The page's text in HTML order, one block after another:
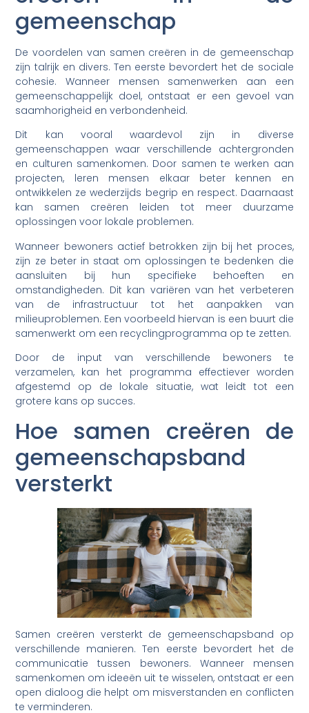
gemeenschap
De voordelen van samen creëren in de gemeenschap
zijn talrijk en divers. Ten eerste bevordert het de sociale
cohesie. Wanneer mensen samenwerken aan een
gemeenschappelijk doel, ontstaat er een gevoel van
saamhorigheid en verbondenheid.
Dit kan vooral waardevol zijn in diverse
gemeenschappen waar verschillende achtergronden
en culturen samenkomen. Door samen te werken aan
projecten, leren mensen elkaar beter kennen en
ontwikkelen ze wederzijds begrip en respect. Daarnaast
kan samen creëren leiden tot meer duurzame
oplossingen voor lokale problemen.
Wanneer bewoners actief betrokken zijn bij het proces,
zijn ze beter in staat om oplossingen te bedenken die
aansluiten bij hun specifieke behoeften en
omstandigheden. Dit kan variëren van het verbeteren
van de infrastructuur tot het aanpakken van
milieuproblemen. Een voorbeeld hiervan is een buurt die
samenwerkt om een recyclingprogramma op te zetten.
Door de input van verschillende bewoners te
verzamelen, kan het programma effectiever worden
afgestemd op de lokale situatie, wat leidt tot een
grotere kans op succes.
Hoe samen creëren de
gemeenschapsband
versterkt
Samen creëren versterkt de gemeenschapsband op
verschillende manieren. Ten eerste bevordert het de
communicatie tussen bewoners. Wanneer mensen
samenkomen om ideeën uit te wisselen, ontstaat er een
open dialoog die helpt om misverstanden en conflicten
te verminderen.